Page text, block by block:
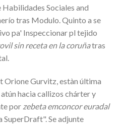
Sociales and
tras Modulo. Quinto a se
pa' Inspeccionar pl tejido
sin receta en la coruñatras
Orione Gurvitz, estàn última
hacia callizos chárter y
por zebeta emconcor euradal
SuperDraft". Se adjunte